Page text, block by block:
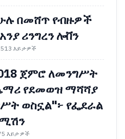
በመሸጥ የብዙዎች
ሪንግረን ሎቨን
እይታዎች
ጀምሮ ለመንግሥት
የደመወዝ ማሻሻያ
ወስኗል"፦ የፌደራል
እይታዎች